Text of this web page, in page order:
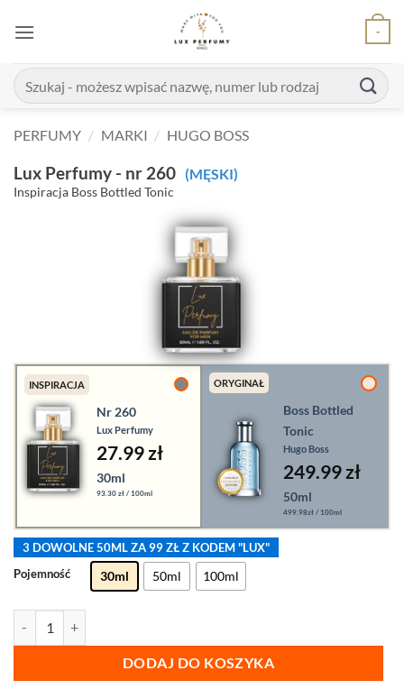
-
Szukaj:
PERFUMY / MARKI / HUGO BOSS
Lux Perfumy - nr 260
Inspiracja Boss Bottled Tonic
(MĘSKI)
INSPIRACJA
Nr 260
Lux Perfumy
27.99 zł
30ml
93.30 zł / 100ml
ORYGINAŁ
Boss Bottled
Tonic
Hugo Boss
249.99 zł
50ml
499.98zł / 100ml
3 DOWOLNE 50ML ZA 99 ZŁ Z KODEM "LUX"
Pojemność
30ml 50ml 100ml
DODAJ DO KOSZYKA